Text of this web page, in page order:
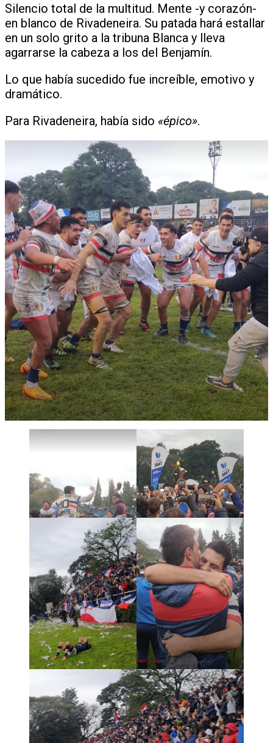
Silencio total de la multitud. Mente -y corazón-
en blanco de Rivadeneira. Su patada hará estallar
en un solo grito a la tribuna Blanca y lleva
agarrarse la cabeza a los del Benjamín.
Lo que había sucedido fue increíble, emotivo y
dramático.
Para Rivadeneira, había sido «épico».